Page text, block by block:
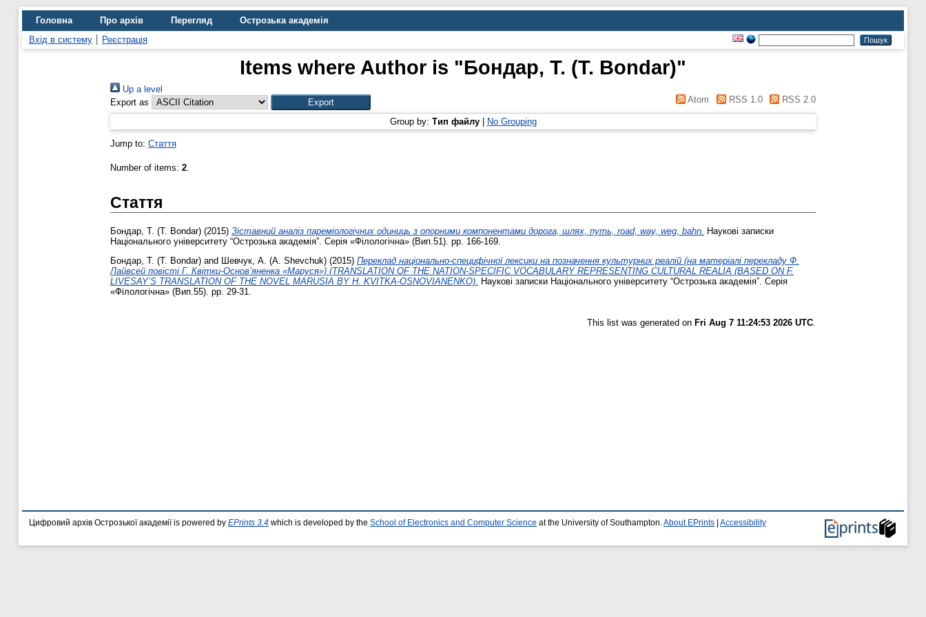
Головна Про архів Перегляд
Острозька академія
Вхід в систему
Реєстрація
Items where Author is "Бондар, Т. (T. Bondar)"
Up a level
Export as
Atom RSS 1.0 RSS 2.0
Group by: Тип файлу| No Grouping
Jump to: Стаття
Number of items: 2.
Стаття
Бондар, Т. (T. Bondar) (2015) Зіставний аналіз пареміологічних одиниць з опорними компонентами дорога, шлях, путь, road, way, weg, bahn. Наукові записки
Національного університету “Острозька академія”. Серія «Філологічна» (Вип.51). pp. 166-169.
Бондар, Т. (T. Bondar) and Шевчук, А. (A. Shevchuk) (2015) Переклад національно-специфічної лексики на позначення культурних реалій (на матеріалі перекладу Ф.
Лайвсей повісті Г. Квітки-Основ’яненка «Маруся») (TRANSLATION OF THE NATION-SPECIFIC VOCABULARY REPRESENTING CULTURAL REALIA (BASED ON F.
LIVESAY’S TRANSLATION OF THE NOVEL MARUSIA BY H. KVITKA-OSNOVIANENKO).
Наукові записки Національного університету “Острозька академія”. Серія
«Філологічна» (Вип.55). pp. 29-31.
This list was generated on Fri Aug 7 11:24:53 2026 UTC
Цифровий архів Острозької академії is powered by EPrints 3.4 which is developed by the School of Electronics and Computer Science at the University of Southampton. About EPrints Accessibility